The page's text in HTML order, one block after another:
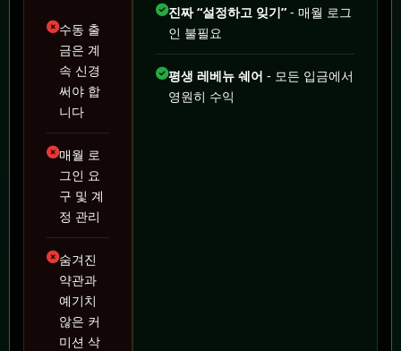
수동 출
금은 계
속 신경
써야 합
니다
매월 로
그인 요
구 및 계
정 관리
숨겨진
약관과
예기치
않은 커
미션 삭
진짜 “설정하고 잊기”- 매월 로그
인 불필요
평생 레베뉴 쉐어 - 모든 입금에서
영원히 수익